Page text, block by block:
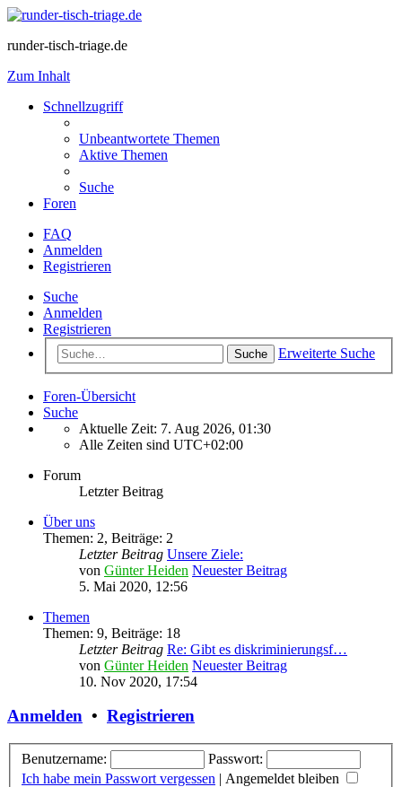
runder-tisch-triage.de
Zum Inhalt
Schnellzugriff
Unbeantwortete Themen
Aktive Themen
Suche
Foren
FAQ
Anmelden
Registrieren
Suche
Anmelden
Registrieren
Suche Erweiterte Suche
Foren-Übersicht
Suche
Aktuelle Zeit: 7. Aug 2026, 01:30
Alle Zeiten sind UTC+02:00
Forum
Letzter Beitrag
Über uns
Themen: 2, Beiträge: 2
Letzter Beitrag Unsere Ziele:
von Günter Heiden Neuester Beitrag
5. Mai 2020, 12:56
Themen
Themen: 9, Beiträge: 18
Letzter Beitrag Re: Gibt es diskriminierungsf…
von Günter Heiden Neuester Beitrag
10. Nov 2020, 17:54
Anmelden • Registrieren
Benutzername:
Passwort:
Ich habe mein Passwort vergessen | Angemeldet bleiben